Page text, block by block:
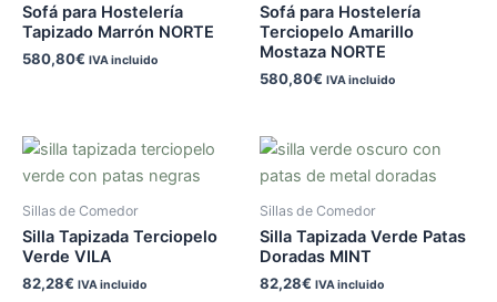
Sofá para Hostelería
Tapizado Marrón NORTE
580,80€ IVA incluido
Sofá para Hostelería
Terciopelo Amarillo
Mostaza NORTE
580,80€ IVA incluido
Sillas de Comedor
Silla Tapizada Terciopelo
Verde VILA
82,28€ IVA incluido
Sillas de Comedor
Silla Tapizada Verde Patas
Doradas MINT
82,28€ IVA incluido